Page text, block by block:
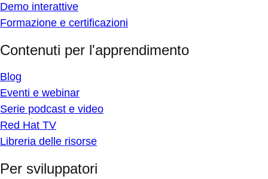
Demo interattive
Formazione e certificazioni
Contenuti per l'apprendimento
Blog
Eventi e webinar
Serie podcast e video
Red Hat TV
Libreria delle risorse
Per sviluppatori